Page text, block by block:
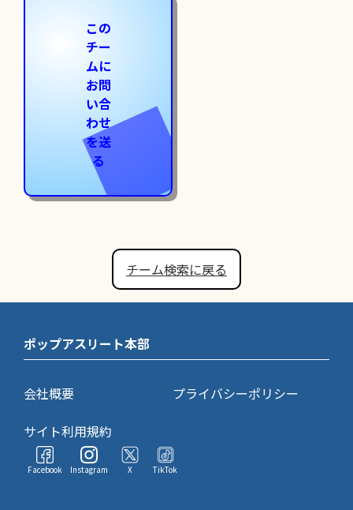
この
チー
ムに
お問
い合
わせ
を送
る
チーム検索に戻る
ポップアスリート本部
会社概要
プライバシーポリシー
サイト利用規約
Facebook Instagram X TikTok